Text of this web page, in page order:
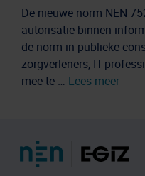
De nieuwe norm NEN
autorisatie binnen
de norm in publieke
zorgverleners, IT-
mee te … Lees meer